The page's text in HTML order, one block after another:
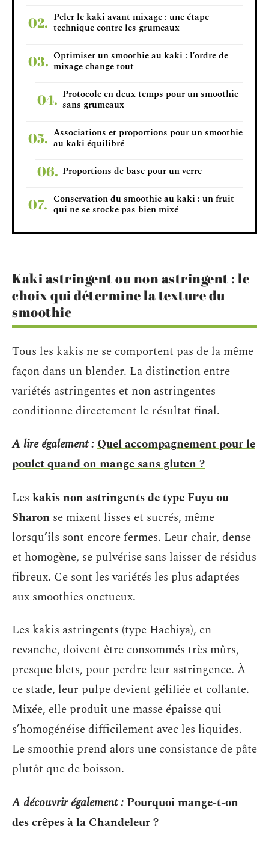
Peler le kaki avant mixage : une étape
technique contre les grumeaux
Optimiser un smoothie au kaki : l’ordre de
mixage change tout
Protocole en deux temps pour un smoothie
sans grumeaux
Associations et proportions pour un smoothie
au kaki équilibré
Proportions de base pour un verre
Conservation du smoothie au kaki : un fruit
qui ne se stocke pas bien mixé
Kaki astringent ou non astringent : le
choix qui détermine la texture du
smoothie
Tous les kakis ne se comportent pas de la même
façon dans un blender. La distinction entre
variétés astringentes et non astringentes
conditionne directement le résultat final.
A lire également :Quel accompagnement pour le
poulet quand on mange sans gluten ?
Les kakis non astringents de type Fuyu ou
Sharon se mixent lisses et sucrés, même
lorsqu’ils sont encore fermes. Leur chair, dense
et homogène, se pulvérise sans laisser de résidus
fibreux. Ce sont les variétés les plus adaptées
aux smoothies onctueux.
Les kakis astringents (type Hachiya), en
revanche, doivent être consommés très mûrs,
presque blets, pour perdre leur astringence. À
ce stade, leur pulpe devient gélifiée et collante.
Mixée, elle produit une masse épaisse qui
s’homogénéise difficilement avec les liquides.
Le smoothie prend alors une consistance de pâte
plutôt que de boisson.
A découvrir également :Pourquoi mange-t-on
des crêpes à la Chandeleur ?